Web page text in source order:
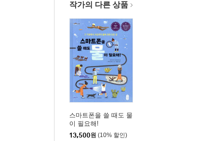
작가의 다른 상품
스마트폰을 쓸 때도 물
이 필요해!
13,500원 (10% 할인)